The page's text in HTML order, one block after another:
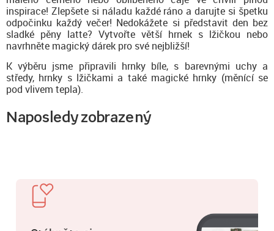
inspirace! Zlepšete si náladu každé ráno a darujte si špetku
odpočinku každý večer! Nedokážete si představit den bez
sladké pěny latte? Vytvořte větší hrnek s lžičkou nebo
navrhněte magický dárek pro své nejbližší!
K výběru jsme připravili hrnky bíle, s barevnými uchy a
středy, hrnky s lžičkami a také magické hrnky (měnící se
pod vlivem tepla).
Naposledy zobrazený